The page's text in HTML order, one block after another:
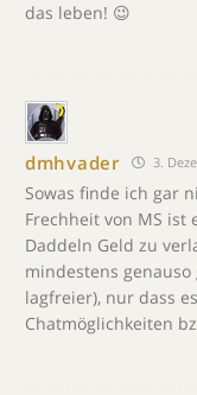
das leben! 😉
dmhvader 3.
Sowas finde ich gar
Frechheit von MS ist
Daddeln Geld zu
mindestens
lagfreier), nur dass
Chatmöglichkeiten